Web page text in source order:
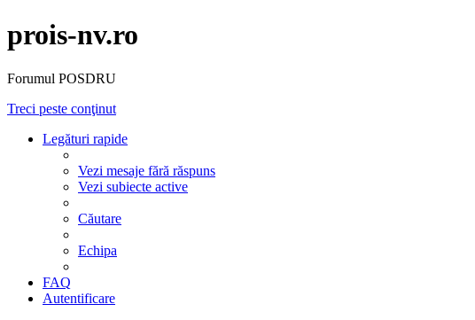
prois-nv.ro
Forumul POSDRU
Treci peste conţinut
Legături rapide
Vezi mesaje fără răspuns
Vezi subiecte active
Căutare
Echipa
FAQ
Autentificare